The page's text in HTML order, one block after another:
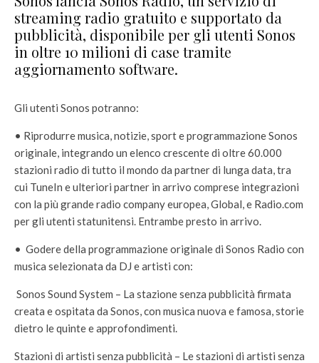
streaming radio gratuito e supportato da
pubblicità, disponibile per gli utenti Sonos
in oltre 10 milioni di case tramite
aggiornamento software.
Gli utenti Sonos potranno:
• Riprodurre musica, notizie, sport e programmazione Sonos
originale, integrando un elenco crescente di oltre 60.000
stazioni radio di tutto il mondo da partner di lunga data, tra
cui TuneIn e ulteriori partner in arrivo comprese integrazioni
con la più grande radio company europea, Global, e Radio.com
per gli utenti statunitensi. Entrambe presto in arrivo.
• Godere della programmazione originale di Sonos Radio con
musica selezionata da DJ e artisti con:
Sonos Sound System – La stazione senza pubblicità firmata
creata e ospitata da Sonos, con musica nuova e famosa, storie
dietro le quinte e approfondimenti.
Stazioni di artisti senza pubblicità – Le stazioni di artisti senza